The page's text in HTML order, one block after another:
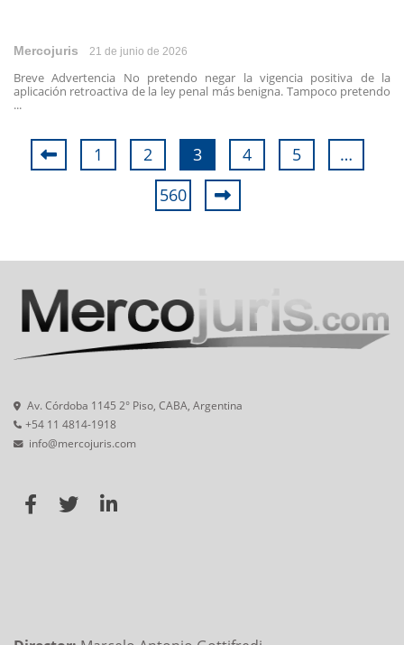
Mercojuris 21 de junio de 2026
Breve Advertencia No pretendo negar la vigencia positiva de la
aplicación retroactiva de la ley penal más benigna. Tampoco pretendo
...
1 2 3 4 5
…
560
Av. Córdoba 1145 2° Piso, CABA, Argentina
+54 11 4814-1918
info@mercojuris.com